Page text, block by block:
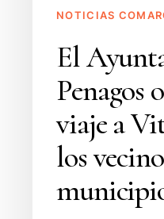
para
NOTICIAS
El
Penagos
viaje a
los